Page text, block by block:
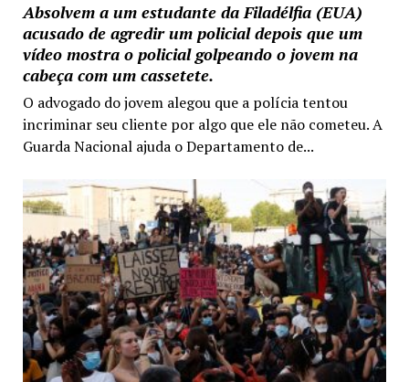
Absolvem a um estudante da Filadélfia (EUA)
acusado de agredir um policial depois que um
vídeo mostra o policial golpeando o jovem na
cabeça com um cassetete.
O advogado do jovem alegou que a polícia tentou
incriminar seu cliente por algo que ele não cometeu. A
Guarda Nacional ajuda o Departamento de...